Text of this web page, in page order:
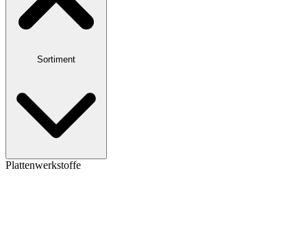
Sortiment
Plattenwerkstoffe